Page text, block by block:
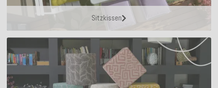
Sitzkissen